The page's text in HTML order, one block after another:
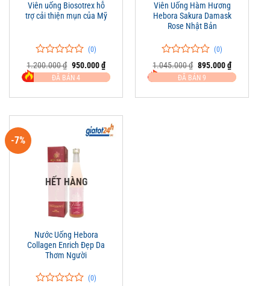
Viên uống Biosotrex hỗ
trợ cải thiện mụn của Mỹ
0
trên
5
0
(0)
1.200.000₫ Giá
gốc
là:
950.000₫Giá
hiện
tại
950.000 ₫.
ĐÃ BÁN 4
Viên Uống Hàm Hương
Hebora Sakura Damask
Rose Nhật Bản
0
trên
5
0
(0)
1.045.000₫ Giá
gốc
là:
895.000₫Giá
hiện
tại
895.000 ₫.
ĐÃ BÁN 9
-7%
HẾT HÀNG
Nước Uống Hebora
Collagen Enrich Đẹp Da
Thơm Người
(0)